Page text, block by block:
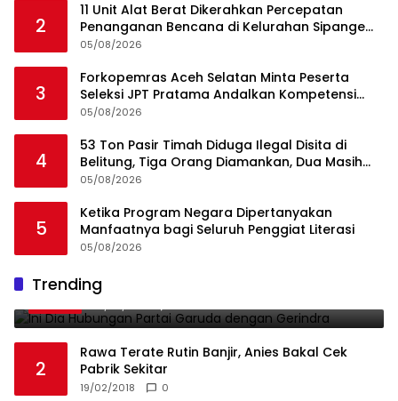
2
11 Unit Alat Berat Dikerahkan Percepatan
Penanganan Bencana di Kelurahan Sipange
Kecamatan Tukka
05/08/2026
3
Forkopemras Aceh Selatan Minta Peserta
Seleksi JPT Pratama Andalkan Kompetensi
dan Integritas, Bukan Kedekatan
05/08/2026
4
53 Ton Pasir Timah Diduga Ilegal Disita di
Belitung, Tiga Orang Diamankan, Dua Masih
Diburu
05/08/2026
5
Ketika Program Negara Dipertanyakan
Manfaatnya bagi Seluruh Penggiat Literasi
05/08/2026
Trending
1
Gerindra
19/02/2018 0
2
Rawa Terate Rutin Banjir, Anies Bakal Cek
Pabrik Sekitar
19/02/2018 0